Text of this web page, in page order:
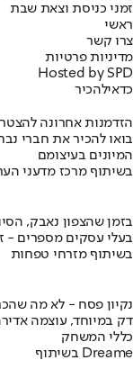
זמני כניסת וצאת שבת
ראשי
צרו קשר
מדיניות פרטיות
Hosted by SPD
כדאילהכיר
הזדמנות אחרונה
בואו להכיר את חברי
המיונים בעיצומם
בשיתוף מרכז מדעני
בזמן שהצפון נאבק,
בעלי עסקים מספרים -
בשיתוף מזרחי טפחות
נקיון פסח - לא מה
דק במיוחד, עוצמה
כללי המשחק
בשיתוף Dreame